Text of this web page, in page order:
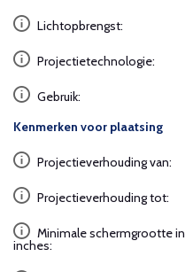
Lichtopbrengst:
Projectietechnologie:
Gebruik:
Kenmerken voor plaatsing
Projectieverhouding van:
Projectieverhouding tot:
Minimale schermgrootte in
inches: